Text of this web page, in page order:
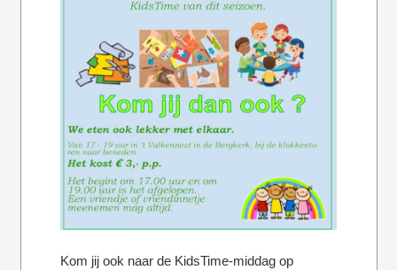
Kom jij ook naar de KidsTime-middag op